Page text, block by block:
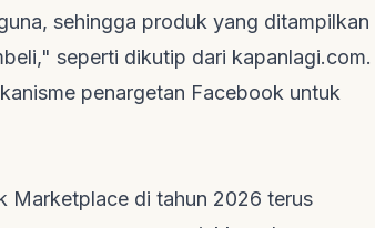
sehingga produk yang ditampilkan
seperti dikutip dari kapanlagi.com.
penargetan Facebook untuk
Marketplace di tahun 2026 terus